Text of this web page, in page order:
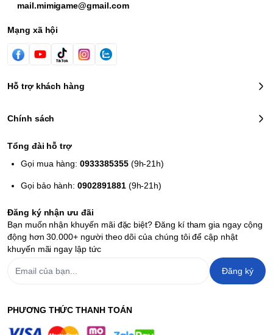
mail.mimigame@gmail.com
Mạng xã hội
Hỗ trợ khách hàng
Chính sách
Tổng đài hỗ trợ
Gọi mua hàng:0933385355(9h-21h)
Gọi bảo hành:0902891881(9h-21h)
Đăng ký nhận ưu đãi
Bạn muốn nhận khuyến mãi đặc biệt? Đăng kí tham gia ngay cộng
động hơn 30.000+ người theo dõi của chúng tôi để cập nhật
khuyến mãi ngay lập tức
Đăng ký
PHƯƠNG THỨC THANH TOÁN